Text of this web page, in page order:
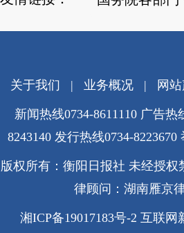
关于我们 | 业务概况| 网
新闻热线0734-8611110 广告热
8243140 发行热线0734-8223670
版权所有：衡阳日报社 未经授
律顾问：湖南雁京
湘ICP备19017183号-2 互联网